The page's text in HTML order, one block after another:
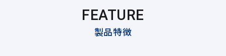
FEATURE
製品特徴